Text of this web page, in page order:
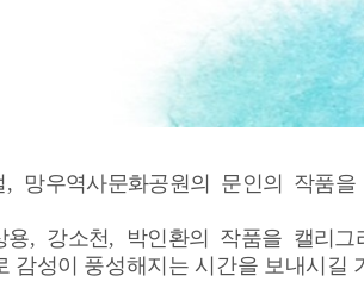
, 망우역사문화공원의 문인의 작품
용, 강소천, 박인환의 작품을 캘리
감성이 풍성해지는 시간을 보내시길